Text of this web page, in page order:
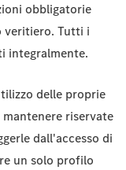
obbligatorie
veritiero. Tutti i
integralmente.
delle proprie
riservate
dall'accesso di
un solo profilo